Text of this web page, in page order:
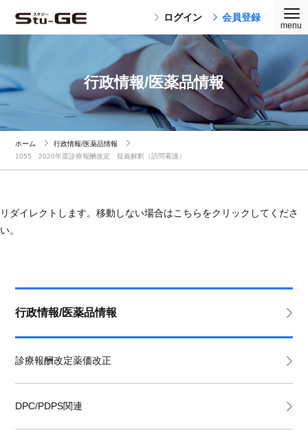
ログイン 会員登録
行政情報/医薬品情報
ホーム
行政情報/医薬品情報
1055 2020年度診療報酬改定 疑義解釈（訪問看護）
リダイレクトします。移動しない場合はこちらをクリックしてくださ
い。
行政情報/医薬品情報
診療報酬改定薬価改正
DPC/PDPS関連